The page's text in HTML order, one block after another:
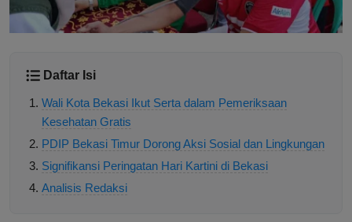
Daftar Isi
Wali Kota Bekasi Ikut Serta dalam Pemeriksaan
Kesehatan Gratis
PDIP Bekasi Timur Dorong Aksi Sosial dan Lingkungan
Signifikansi Peringatan Hari Kartini di Bekasi
Analisis Redaksi